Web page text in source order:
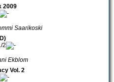
2009
Saarikoski
Ekblom
Vol. 2